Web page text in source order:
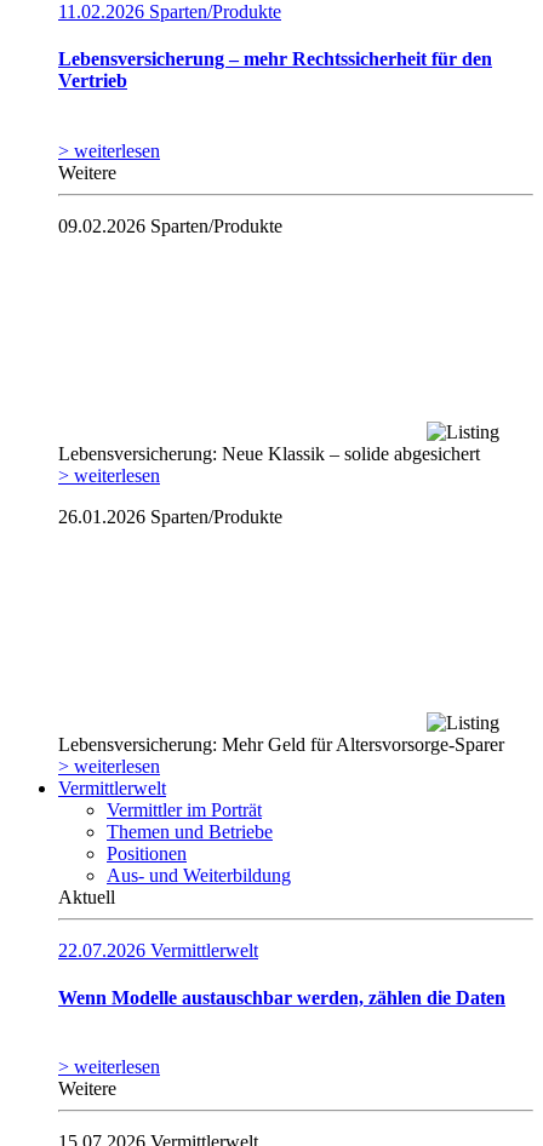
11.02.2026 Sparten/Produkte
Lebensversicherung – mehr Rechtssicherheit für den
Vertrieb
> weiterlesen
Weitere
09.02.2026 Sparten/Produkte
Lebensversicherung: Neue Klassik – solide abgesichert
> weiterlesen
26.01.2026 Sparten/Produkte
Lebensversicherung: Mehr Geld für Altersvorsorge-Sparer
> weiterlesen
Vermittlerwelt
Vermittler im Porträt
Themen und Betriebe
Positionen
Aus- und Weiterbildung
Aktuell
22.07.2026 Vermittlerwelt
Wenn Modelle austauschbar werden, zählen die Daten
> weiterlesen
Weitere